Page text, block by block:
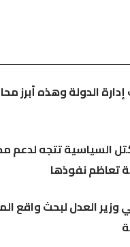
الدخيل يجدد دعمه للإيزيديين..
الوطني يطيح بمنفذ هجمة
الدولة وهذه أبرز
السياسية تتجه لدعم
تعاظم نفوذها
وزير العدل لبحث واقع